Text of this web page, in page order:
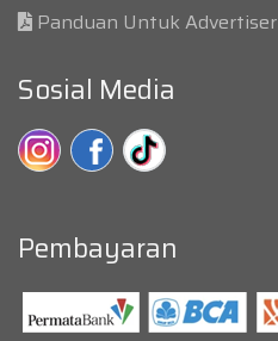
Panduan Untuk Advertiser
Sosial Media
Pembayaran